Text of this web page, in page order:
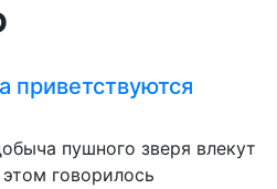
приветствуются
пушного зверя влекут
говорилось